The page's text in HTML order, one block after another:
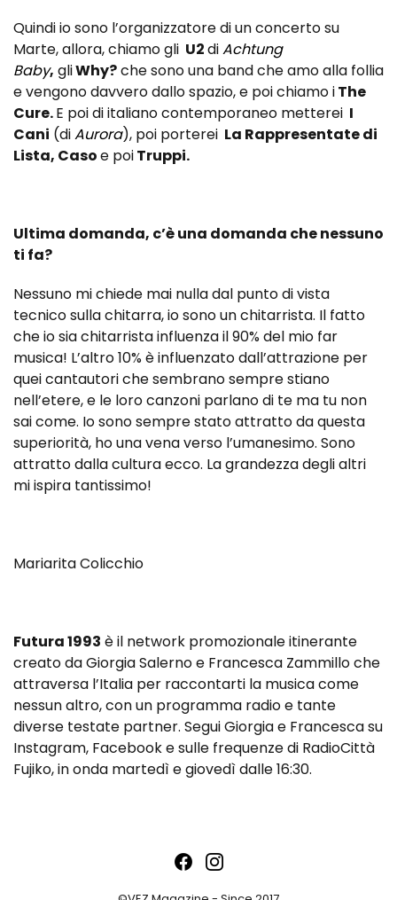
Quindi io sono l’organizzatore di un concerto su
Marte, allora, chiamo gli U2diAchtung
Baby, gliWhy?che sono una band che amo alla follia
e vengono davvero dallo spazio, e poi chiamo iThe
Cure.E poi di italiano contemporaneo metterei I
Cani (diAurora), poi porterei La Rappresentate di
Lista, Casoe poiTruppi.
Ultima domanda, c’è una domanda che nessuno
ti fa?
Nessuno mi chiede mai nulla dal punto di vista
tecnico sulla chitarra, io sono un chitarrista. Il fatto
che io sia chitarrista influenza il 90% del mio far
musica! L’altro 10% è influenzato dall’attrazione per
quei cantautori che sembrano sempre stiano
nell’etere, e le loro canzoni parlano di te ma tu non
sai come. Io sono sempre stato attratto da questa
superiorità, ho una vena verso l’umanesimo. Sono
attratto dalla cultura ecco. La grandezza degli altri
mi ispira tantissimo!
Mariarita Colicchio
Futura 1993 è il network promozionale itinerante
creato da Giorgia Salerno e Francesca Zammillo che
attraversa l’Italia per raccontarti la musica come
nessun altro, con un programma radio e tante
diverse testate partner. Segui Giorgia e Francesca su
Instagram, Facebook e sulle frequenze di RadioCittà
Fujiko, in onda martedì e giovedì dalle 16:30.